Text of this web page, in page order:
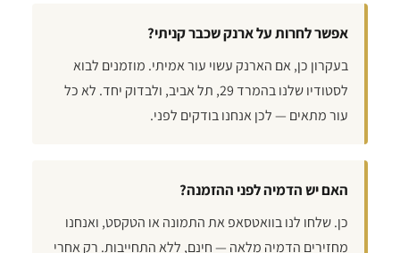
אפשר לחרות על ארנק שכבר קניתי?
בעקרון כן, אם הארנק עשוי עור אמיתי. מוזמנים לבוא
לסטודיו שלנו בהמרד 29, תל אביב, ולבדוק יחד. לא כל
עור מתאים — לכן אנחנו בודקים לפני.
האם יש הדמיה לפני ההזמנה?
כן. שלחו לנו בוואטסאפ את התמונה או הטקסט, ואנחנו
מחזירים הדמיה מלאה — חינם, ללא התחייבות. רק אחרי